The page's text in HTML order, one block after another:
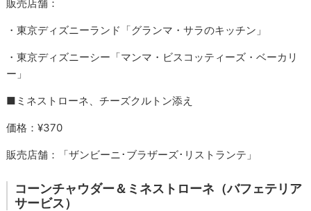
販売店舗：
・東京ディズニーランド「グランマ・サラのキッチン」
・東京ディズニーシー「マンマ・ビスコッティーズ・ベーカリ
ー」
■ミネストローネ、チーズクルトン添え
価格：¥370
販売店舗：「ザンビーニ･ブラザーズ･リストランテ」
コーンチャウダー＆ミネストローネ（バフェテリア
サービス）